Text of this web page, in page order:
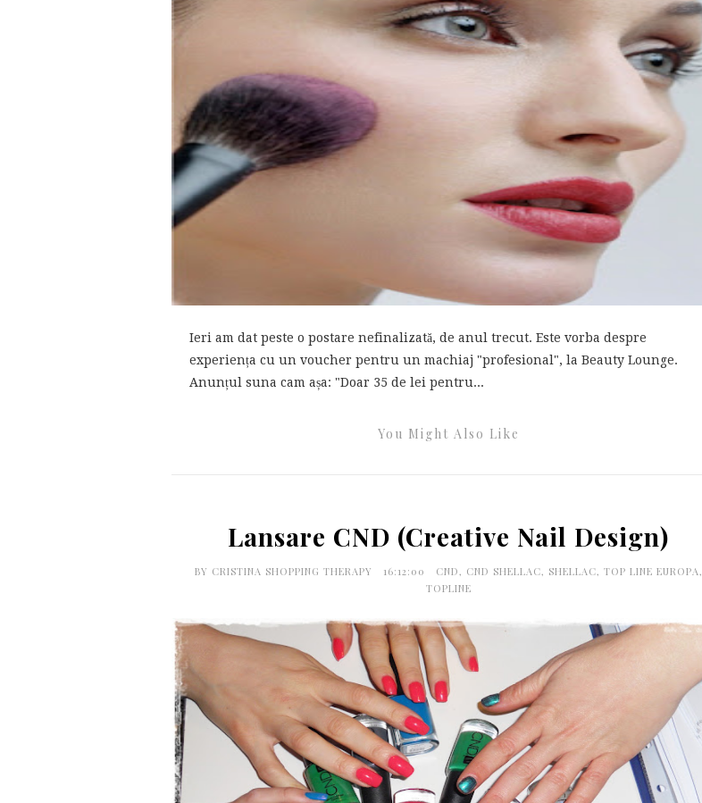
Ieri am dat peste o postare nefinalizată, de anul trecut. Este vorba despre
experiența cu un voucher pentru un machiaj "profesional", la Beauty Lounge.
Anunțul suna cam așa: "Doar 35 de lei pentru...
You Might Also Like
Lansare CND (Creative Nail Design)
BY CRISTINA SHOPPING THERAPY 16:12:00 CND, CND SHELLAC, SHELLAC, TOP LINE EUROPA,
TOPLINE